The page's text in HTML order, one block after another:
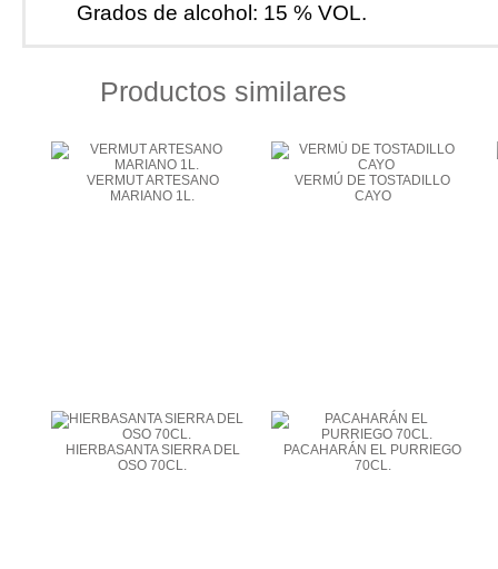
Grados de alcohol: 15 % VOL.
Productos similares
VERMUT ARTESANO
MARIANO 1L.
VERMÚ DE TOSTADILLO
CAYO
HIERBASANTA SIERRA DEL
OSO 70CL.
PACAHARÁN EL PURRIEGO
70CL.